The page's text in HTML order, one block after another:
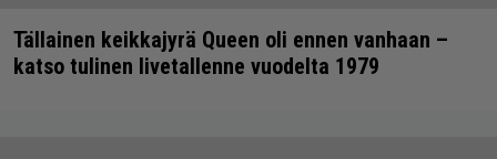
Tällainen keikkajyrä Queen oli ennen vanhaan –
katso tulinen livetallenne vuodelta 1979